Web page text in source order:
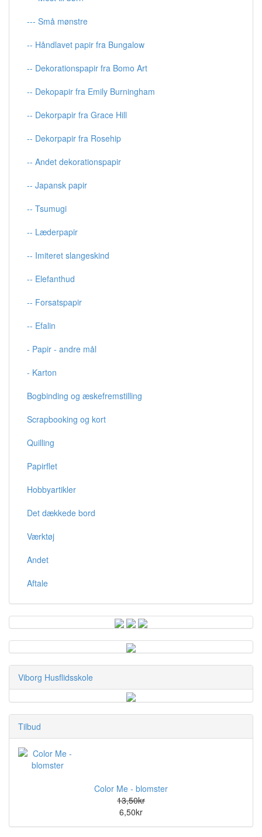
--- Små mønstre
-- Håndlavet papir fra Bungalow
-- Dekorationspapir fra Bomo Art
-- Dekopapir fra Emily Burningham
-- Dekorpapir fra Grace Hill
-- Dekorpapir fra Rosehip
-- Andet dekorationspapir
-- Japansk papir
-- Tsumugi
-- Læderpapir
-- Imiteret slangeskind
-- Elefanthud
-- Forsatspapir
-- Efalin
- Papir - andre mål
- Karton
Bogbinding og æskefremstilling
Scrapbooking og kort
Quilling
Papirflet
Hobbyartikler
Det dækkede bord
Værktøj
Andet
Aftale
Viborg Husflidsskole
Tilbud
Color Me - blomster
13,50kr
6,50kr